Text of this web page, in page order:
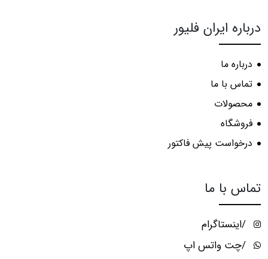
درباره ایران فلیور
درباره ما
تماس با ما
محصولات
فروشگاه
درخواست پیش فاکتور
تماس با ما
/اینستاگرام
/چت واتس اپ